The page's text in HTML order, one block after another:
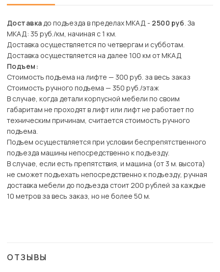
Доставкадо подъезда в пределах МКАД - 2500 руб. За
МКАД: 35 руб./км, начиная с 1 км.
Доставка осуществляется по четвергам и субботам.
Доставка осуществляется на далее 100 км от МКАД
Подъем:
Стоимость подъема на лифте — 300 руб. за весь заказ
Стоимость ручного подъема — 350 руб./этаж
В случае, когда детали корпусной мебели по своим
габаритам не проходят в лифт или лифт не работает по
техническим причинам, считается стоимость ручного
подъема.
Подъем осуществляется при условии беспрепятственного
подъезда машины непосредственно к подъезду.
В случае, если есть препятствия, и машина (от 3 м. высота)
не сможет подъехать непосредственно к подъезду, ручная
доставка мебели до подъезда стоит 200 рублей за каждые
10 метров за весь заказ, но не более 50 м.
ОТЗЫВЫ